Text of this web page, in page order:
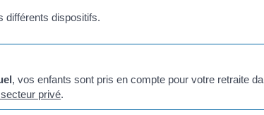
différents dispositifs.
, vos enfants sont pris en compte pour votre retraite
privé.